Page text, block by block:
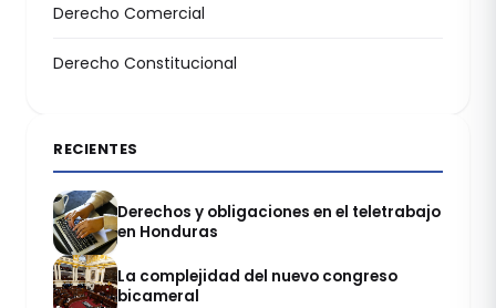
Derecho Comercial
Derecho Constitucional
RECIENTES
Derechos y obligaciones en el teletrabajo
en Honduras
La complejidad del nuevo congreso
bicameral